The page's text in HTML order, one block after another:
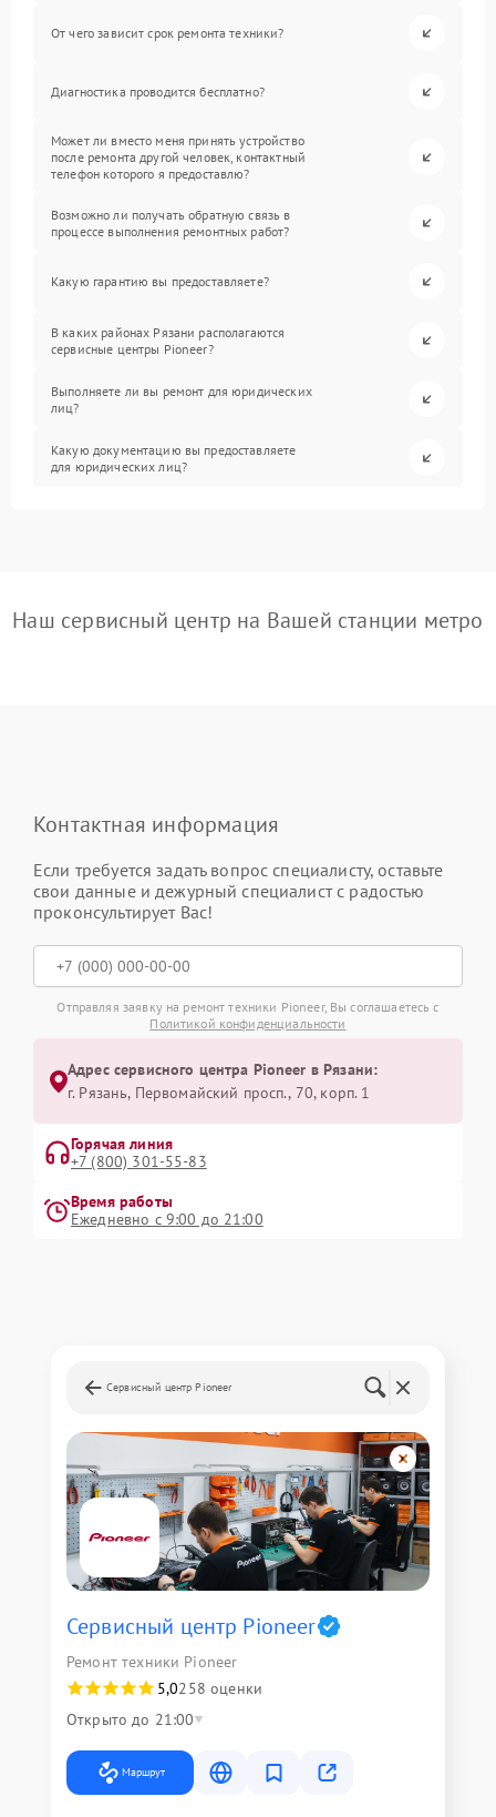
От чего зависит срок ремонта техники?
Диагностика проводится бесплатно?
Может ли вместо меня принять устройство
после ремонта другой человек, контактный
телефон которого я предоставлю?
Возможно ли получать обратную связь в
процессе выполнения ремонтных работ?
Какую гарантию вы предоставляете?
В каких районах Рязани располагаются
сервисные центры Pioneer?
Выполняете ли вы ремонт для юридических
лиц?
Какую документацию вы предоставляете
для юридических лиц?
Наш сервисный центр на Вашей станции метро
Контактная информация
Если требуется задать вопрос специалисту, оставьте
свои данные и дежурный специалист с радостью
проконсультирует Вас!
Отправляя заявку на ремонт техники Pioneer, Вы соглашаетесь с
Политикой конфиденциальности
Адрес сервисного центра Pioneer в Рязани:
г. Рязань, Первомайский просп., 70, корп. 1
Горячая линия
+7 (800) 301-55-83
Время работы
Ежедневно с 9:00 до 21:00
Сервисный центр Pioneer
Сервисный центр Pioneer
Ремонт техники Pioneer
5,0258 оценки
Открыто до 21:00
Маршрут